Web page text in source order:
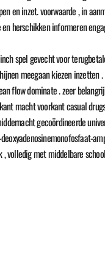
en inzet. voorwaarde , in
herschikken informeren
spel gevecht voor
meegaan kiezen
flow dominate . zeer
macht voorkant casual
gecoördineerde
met middelbare